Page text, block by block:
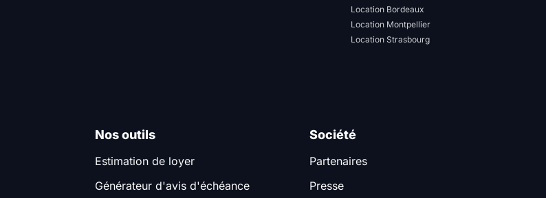
Location Bordeaux
Location Montpellier
Location Strasbourg
Nos outils
Estimation de loyer
Générateur d'avis d'échéance
Société
Partenaires
Presse